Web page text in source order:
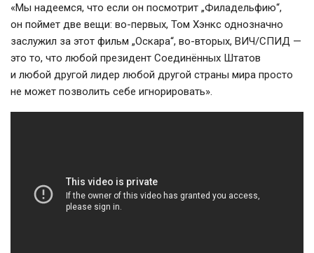
«Мы надеемся, что если он посмотрит „Филадельфию“,
он поймет две вещи: во-первых, Том Хэнкс однозначно
заслужил за этот фильм „Оскара“, во-вторых, ВИЧ/СПИД —
это то, что любой президент Соединённых Штатов
и любой другой лидер любой другой страны мира просто
не может позволить себе игнорировать».